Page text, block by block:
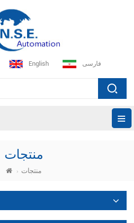
English فارسی
منتجات
منتجات